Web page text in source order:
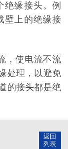
绝缘接头。例
壁上的绝缘接
，使电流不流
处理，以避免
的接头都是绝
返回
列表